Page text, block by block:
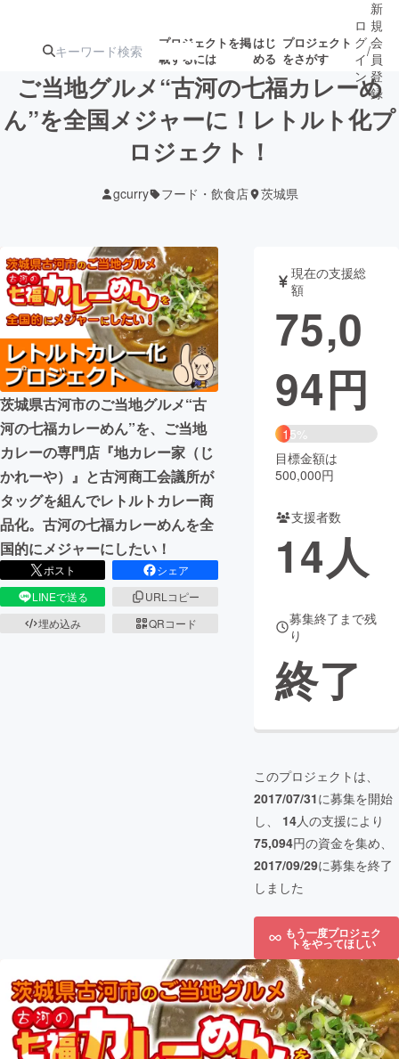
プロジェクトを掲
載するには
はじ
める
プロジェクト
をさがす
注目の新着プロ募集終了が近いプ
テクノロジー・ガジェット
映像・映画 書籍・雑誌
ビジネス・起業 チャレンジ
まちづくり・地域活性化
CAMPFIRE for Social Good
CAMPFIRE Creation
CAMPFIREふるさと納税machi-ya コミュニティ
ロ
グ
イ
ン
/
新
規
会
員
登
録
ご当地グルメ“古河の七福カレーめ
ん”を全国メジャーに！レトルト化プ
ロジェクト！
gcurry フード・飲食店 茨城県
茨城県古河市のご当地グルメ“古
河の七福カレーめん”を、ご当地
カレーの専門店『地カレー家（じ
かれーや）』と古河商工会議所が
タッグを組んでレトルトカレー商
品化。古河の七福カレーめんを全
国的にメジャーにしたい！
ポスト
シェア
LINEで送る
URLコピー
埋め込み
QRコード
現在の支援総
額
75,0
94円
15%
目標金額は
500,000円
支援者数
14人
募集終了まで残
り
終了
このプロジェクトは、
2017/07/31に募集を開始
し、 14人の支援により
75,094円の資金を集め、
2017/09/29に募集を終了
しました
もう一度プロジェク
トをやってほしい